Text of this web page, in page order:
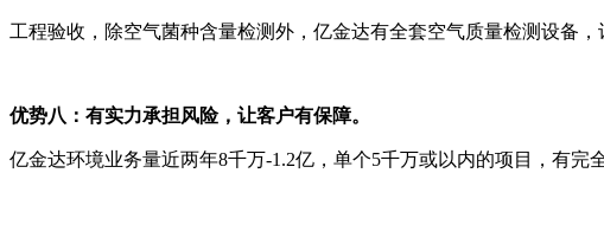
工程验收，除空气菌种含量检测外，亿金达有全套空气质量检测设备
优势八：有实力承担风险，让客户有保障。
亿金达环境业务量近两年8千万-1.2亿，单个5千万或以内的项目，有完